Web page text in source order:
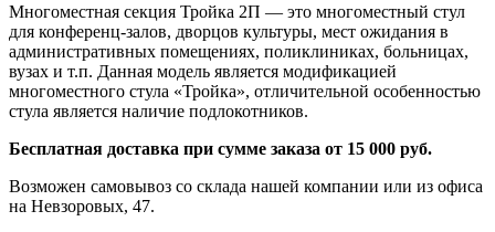
Многоместная секция Тройка 2П — это многоместный стул
для конференц-залов, дворцов культуры, мест ожидания в
административных помещениях, поликлиниках, больницах,
вузах и т.п. Данная модель является модификацией
многоместного стула «Тройка», отличительной особенностью
стула является наличие подлокотников.
Бесплатная доставка при сумме заказа от 15 000 руб.
Возможен самовывоз со склада нашей компании или из офиса
на Невзоровых, 47.